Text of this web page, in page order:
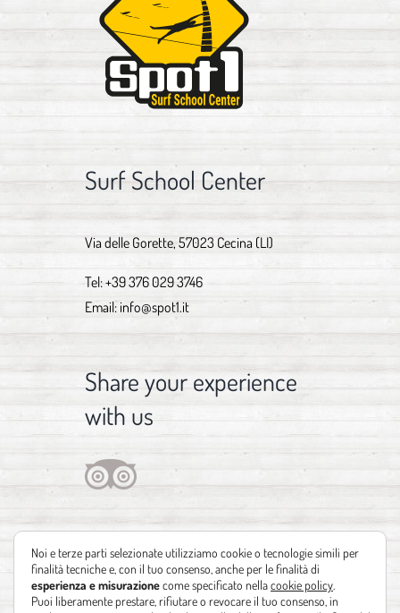
Surf School Center
Via delle Gorette, 57023 Cecina (LI)
Tel:+39 376 029 3746
Email: info@spot1.it
Share your experience
with us
Noi e terze parti selezionate utilizziamo cookie o tecnologie simili per
finalità tecniche e, con il tuo consenso, anche per le finalità di
esperienza e misurazionecome specificato nellacookie policy
Puoi liberamente prestare, rifiutare o revocare il tuo consenso, in